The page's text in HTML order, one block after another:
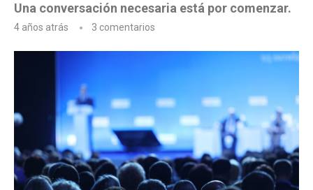
Una conversación necesaria está por comenzar.
4 años atrás 3 comentarios